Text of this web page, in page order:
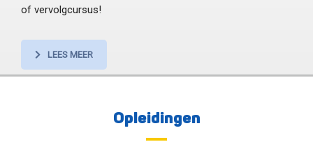
of vervolgcursus!
LEES MEER
Opleidingen